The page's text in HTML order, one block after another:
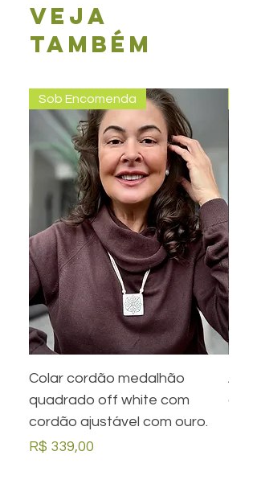
Veja
também
Sob Encomenda
Colar cordão medalhão
quadrado off white com
cordão ajustável com ouro.
Preço
R$ 339,00